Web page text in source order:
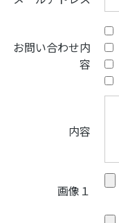
お問い合わせ内
容
内容
画像１